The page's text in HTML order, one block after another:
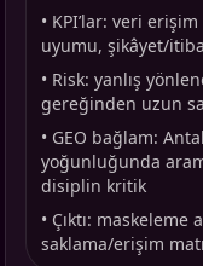
• KPI’lar: veri
uyumu, şikâyet/
• Risk: yanlış
gereğinden uzun
• GEO bağlam:
yoğunluğunda
disiplin kritik
• Çıktı: maskeleme
saklama/erişim